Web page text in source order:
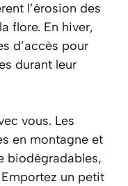
l’érosion des
flore. En hiver,
d’accès pour
durant leur
vous. Les
en montagne et
biodégradables,
un petit